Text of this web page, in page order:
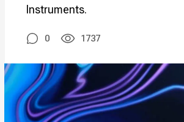
Instruments.
0 1737